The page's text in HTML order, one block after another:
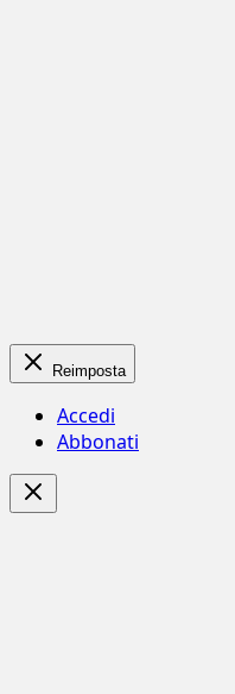
Reimposta
Accedi
Abbonati